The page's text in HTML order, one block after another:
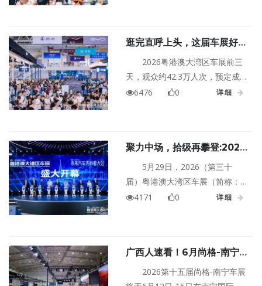
现多元特色场景，为技术融合与
生态重构筑牢基石。展期吸引81
万人次观展，预定成交车辆39253
辆，预定成交金额约82.5亿元。
逛完直呼上头，这届车展好玩
到大小朋友都不想走
2026粤港澳大湾区车展前三
天，观众约42.3万人次，预定成
交13814台车。这么多人选择的车
6476 0 详细
聚力中场，拾级再攀登:2026
粤港澳大湾区车展盛大启幕
5月29日，2026（第三十
届）粤港澳大湾区车展（简称：
2026粤港澳大湾区车展）于深圳
汽车应用及生态领域的创新成
果，聚合产业资源，激发共生发
4171 0 详细
广西人速看！6月尚格-南宁
车展，不冲血亏！
2026第十五届尚格-南宁车展